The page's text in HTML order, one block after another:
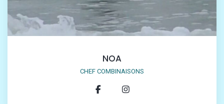
NOA
CHEF COMBINAISONS